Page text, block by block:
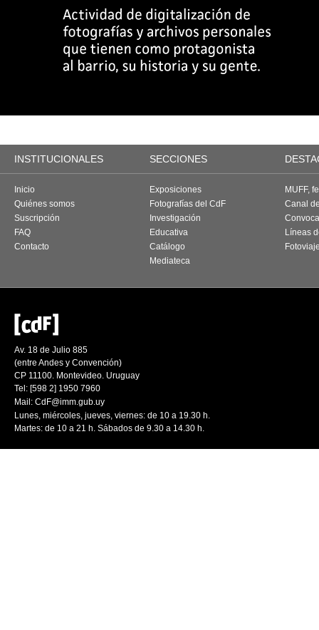
INSTITUCIONALES SECCIONES
Inicio
Quiénes somos
Suscripción
FAQ
Contacto
Exposiciones
Fotografías del CdF
Investigación
Educativa
Catálogo
Mediateca
MUFF,
Canal
Líneas
Av. 18 de Julio 885
(entre Andes y Convención)
CP 11100. Montevideo. Uruguay
Tel: [598 2] 1950 7960
Mail: CdF@imm.gub.uy
Lunes, miércoles, jueves, viernes: de 10 a 19.30 h.
Martes: de 10 a 21 h. Sábados de 9.30 a 14.30 h.